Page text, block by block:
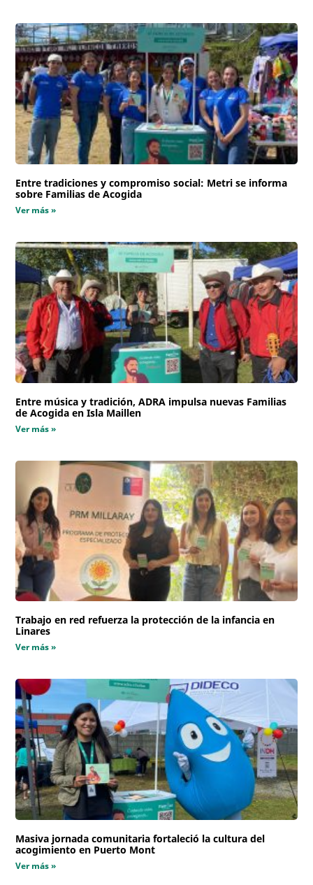
Entre tradiciones y compromiso social: Metri se informa
sobre Familias de Acogida
Ver más »
Entre música y tradición, ADRA impulsa nuevas Familias
de Acogida en Isla Maillen
Ver más »
Trabajo en red refuerza la protección de la infancia en
Linares
Ver más »
Masiva jornada comunitaria fortaleció la cultura del
acogimiento en Puerto Mont
Ver más »